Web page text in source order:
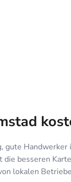
gute Handwerker
die besseren
lokalen